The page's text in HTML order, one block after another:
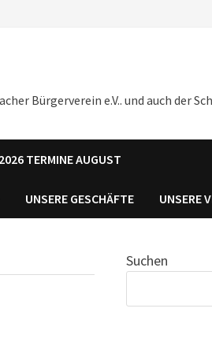
Bürgerverein e.V.. und auch der
TERMINE AUGUST
UNSERE GESCHÄFTE UNSERE
Suchen